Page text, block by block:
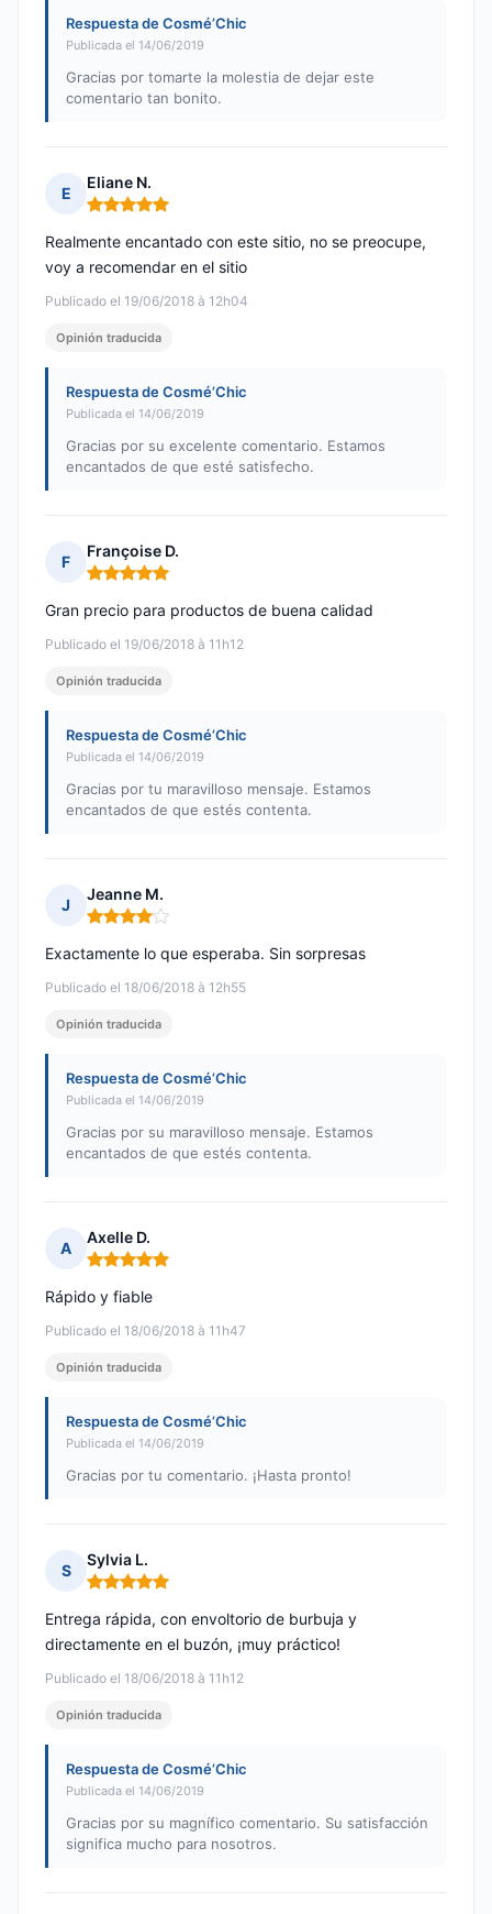
Respuesta de Cosmé’Chic
Publicada el 14/06/2019
Gracias por tomarte la molestia de dejar este
comentario tan bonito.
E
Eliane N.
Nota: 5 de 5
Publicado el 19/06/2018 à 12h04
Realmente encantado con este sitio, no se preocupe,
voy a recomendar en el sitio
Opinión traducida
Respuesta de Cosmé’Chic
Publicada el 14/06/2019
Gracias por su excelente comentario. Estamos
encantados de que esté satisfecho.
F
Françoise D.
Nota: 5 de 5
Publicado el 19/06/2018 à 11h12
Gran precio para productos de buena calidad
Opinión traducida
Respuesta de Cosmé’Chic
Publicada el 14/06/2019
Gracias por tu maravilloso mensaje. Estamos
encantados de que estés contenta.
J
Jeanne M.
Nota: 4 de 5
Publicado el 18/06/2018 à 12h55
Exactamente lo que esperaba. Sin sorpresas
Opinión traducida
Respuesta de Cosmé’Chic
Publicada el 14/06/2019
Gracias por su maravilloso mensaje. Estamos
encantados de que estés contenta.
A
Axelle D.
Nota: 5 de 5
Publicado el 18/06/2018 à 11h47
Rápido y fiable
Opinión traducida
Respuesta de Cosmé’Chic
Publicada el 14/06/2019
Gracias por tu comentario. ¡Hasta pronto!
S
Sylvia L.
Nota: 5 de 5
Publicado el 18/06/2018 à 11h12
Entrega rápida, con envoltorio de burbuja y
directamente en el buzón, ¡muy práctico!
Opinión traducida
Respuesta de Cosmé’Chic
Publicada el 14/06/2019
Gracias por su magnífico comentario. Su satisfacción
significa mucho para nosotros.